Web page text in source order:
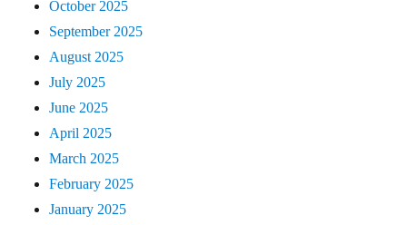
October 2025
September 2025
August 2025
July 2025
June 2025
April 2025
March 2025
February 2025
January 2025